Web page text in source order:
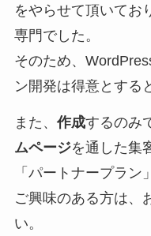
をやらせて頂いてお
専門でした。
そのため、
ン開発は得意とする
また、 作成するのみ
ムページを通した集
「パートナープラン
ご興味のある方は、
い。